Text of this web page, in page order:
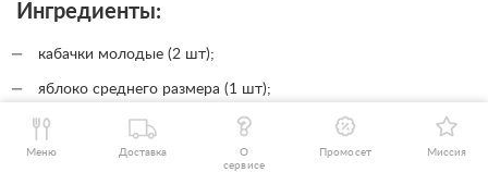
Меню Доставка
О
сервисе
Промосет Миссия
Ингредиенты:
кабачки молодые (2 шт);
яблоко среднего размера (1 шт);
яйцо куриное (2 шт);
мука (60-80 г);